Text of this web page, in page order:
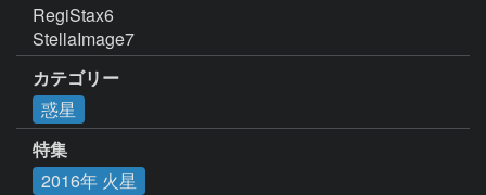
RegiStax6
StellaImage7
カテゴリー
惑星
特集
2016年 火星